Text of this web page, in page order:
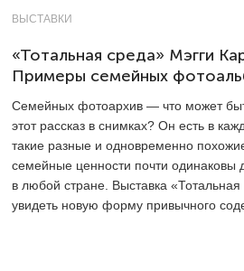
ВЫСТАВКИ
«Тотальная среда» Мэгги
Примеры семейных
Семейных фотоархив — что может
этот рассказ в снимках? Он есть в
такие разные и одновременно
семейные ценности почти одинаковы
в любой стране. Выставка «Тотальная
увидеть новую форму привычного